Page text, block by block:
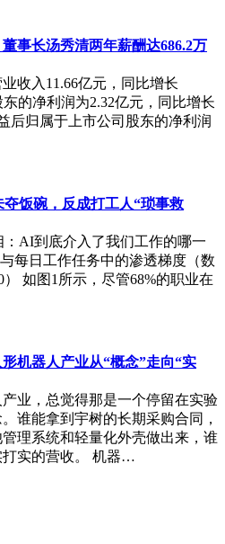
事长汤秀清两年薪酬达686.2万
收入11.66亿元，同比增长
的净利润为2.32亿元，同比增长
后归属于上市公司股东的净利润
饭碗，反成打工人“琐事救
：AI到底介入了我们工作的哪一
每日工作任务中的渗透梯度（数
如图1所示，尽管68%的职业在
机器人产业从“概念”走向“实
业，总觉得那是一个停留在实验
谁能拿到宇树的长期采购合同，
理系统和轻量化外壳做出来，谁
打实的营收。 机器…